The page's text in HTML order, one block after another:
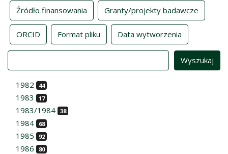
Źródło finansowania Granty/projekty badawcze
ORCID Format pliku Data wytworzenia
1982 44
1983 17
1983/1984 38
1984 68
1985 92
1986 80